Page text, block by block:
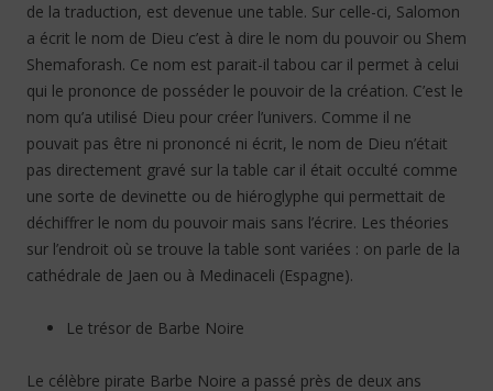
de la traduction, est devenue une table. Sur celle-ci, Salomon
a écrit le nom de Dieu c’est à dire le nom du pouvoir ou Shem
Shemaforash. Ce nom est parait-il tabou car il permet à celui
qui le prononce de posséder le pouvoir de la création. C’est le
nom qu’a utilisé Dieu pour créer l’univers. Comme il ne
pouvait pas être ni prononcé ni écrit, le nom de Dieu n’était
pas directement gravé sur la table car il était occulté comme
une sorte de devinette ou de hiéroglyphe qui permettait de
déchiffrer le nom du pouvoir mais sans l’écrire. Les théories
sur l’endroit où se trouve la table sont variées : on parle de la
cathédrale de Jaen ou à Medinaceli (Espagne).
Le trésor de Barbe Noire
Le célèbre pirate Barbe Noire a passé près de deux ans